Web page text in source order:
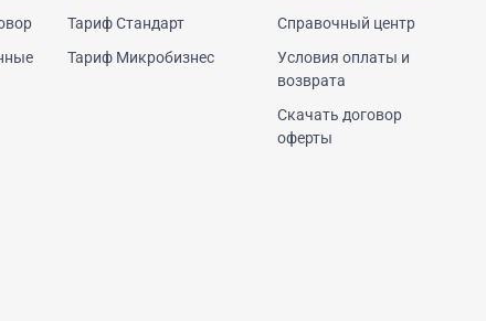
Тариф Стандарт
Тариф Микробизнес
Справочный центр
Условия оплаты и
возврата
Скачать договор
оферты